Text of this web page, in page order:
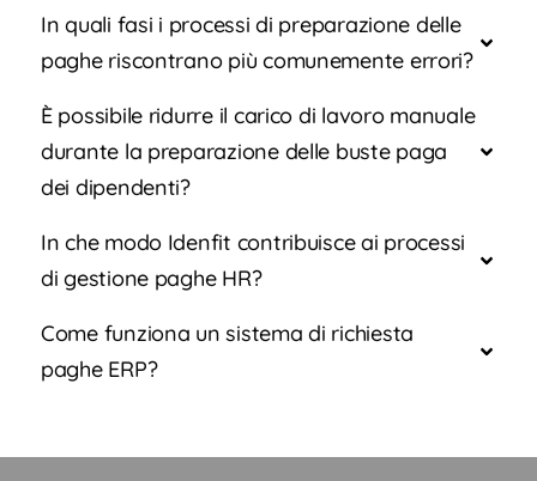
In quali fasi i processi di preparazione delle
paghe riscontrano più comunemente errori?
È possibile ridurre il carico di lavoro manuale
durante la preparazione delle buste paga
dei dipendenti?
In che modo Idenfit contribuisce ai processi
di gestione paghe HR?
Come funziona un sistema di richiesta
paghe ERP?